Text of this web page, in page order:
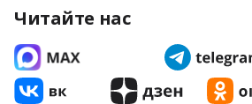
Читайте нас